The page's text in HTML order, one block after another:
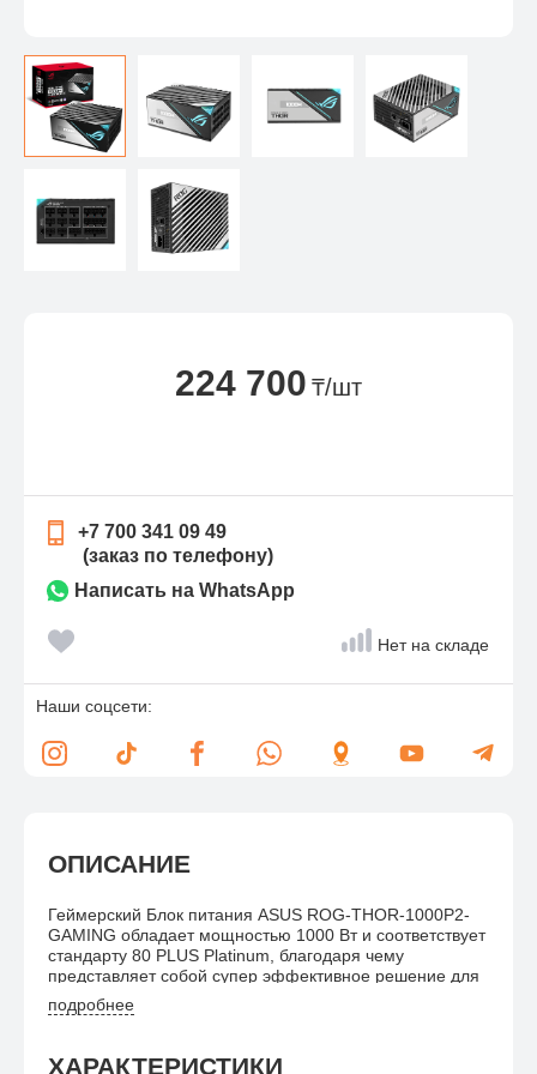
ОПИСАНИЕ
Геймерский Блок питания ASUS ROG-THOR-1000P2-
GAMING обладает мощностью 1000 Вт и соответствует
стандарту 80 PLUS Platinum, благодаря чему
представляет собой супер эффективное решение для
создания геймерского компьютера. С помощью этой
модели вы сможете использовать различные мощные
класса, обеспечивая высокую производительность ПК.
подробнее
ХАРАКТЕРИСТИКИ
224 700 ₸/шт
+7 700 341 09 49
(заказ по телефону)
Написать на WhatsApp
Нет на складе
Наши соцсети: